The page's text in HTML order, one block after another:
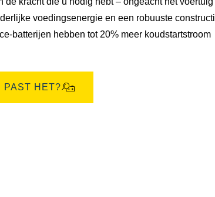
voedingsenergie en een robuuste
batterijen hebben tot 20% meer koudstartstroom
PAST HET?